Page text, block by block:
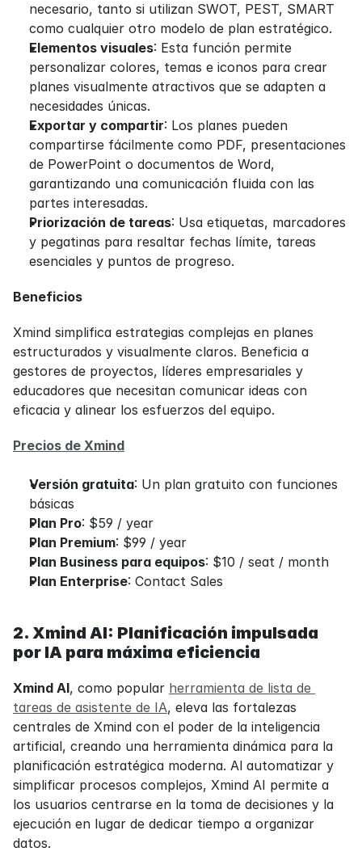
necesario, tanto si utilizan SWOT, PEST, SMART
como cualquier otro modelo de plan estratégico.
Elementos visuales: Esta función permite
personalizar colores, temas e iconos para crear
planes visualmente atractivos que se adapten a
necesidades únicas.
Exportar y compartir: Los planes pueden
compartirse fácilmente como PDF, presentaciones
de PowerPoint o documentos de Word,
garantizando una comunicación fluida con las
partes interesadas.
Priorización de tareas: Usa etiquetas, marcadores
y pegatinas para resaltar fechas límite, tareas
esenciales y puntos de progreso.
Beneficios
Xmind simplifica estrategias complejas en planes
estructurados y visualmente claros. Beneficia a
gestores de proyectos, líderes empresariales y
educadores que necesitan comunicar ideas con
eficacia y alinear los esfuerzos del equipo.
Precios de Xmind
Versión gratuita: Un plan gratuito con funciones
básicas
Plan Pro: $59 / year
Plan Premium: $99 / year
Plan Business para equipos: $10 / seat / month
Plan Enterprise: Contact Sales
2. Xmind AI: Planificación impulsada
por IA para máxima eficiencia
Xmind AI, como popular herramienta de lista de
tareas de asistente de IA, eleva las fortalezas
centrales de Xmind con el poder de la inteligencia
artificial, creando una herramienta dinámica para la
planificación estratégica moderna. Al automatizar y
simplificar procesos complejos, Xmind AI permite a
los usuarios centrarse en la toma de decisiones y la
ejecución en lugar de dedicar tiempo a organizar
datos.